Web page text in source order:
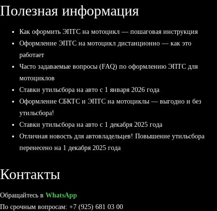
Полезная информация
Как оформить ЭПТС на мотоцикл — пошаговая инструкция
Оформление ЭПТС на мотоцикл дистанционно — как это
работает
Часто задаваемые вопросы (FAQ) по оформлению ЭПТС для
мотоциклов
Ставки утильсбора на авто с 1 января 2026 года
Оформление СБКТС и ЭПТС на мотоциклы — выгодно и без
утильсбора!
Ставки утильсбора на авто с 1 декабря 2025 года
Отличная новость для автовладельцев! Повышение утильсбора
перенесено на 1 декабря 2025 года
Контакты
Обращайтесь в WhatsApp
По срочным вопросам: +7 (925) 681 03 00